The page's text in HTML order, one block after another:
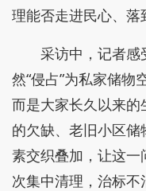
理能否走进民心、落
采访中，记者感
然“侵占”为私家储物
而是大家长久以来
的欠缺、老旧小区
素交织叠加，让这
次集中清理，治标